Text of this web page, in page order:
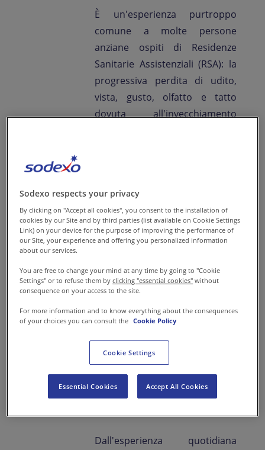
È un'esperienza purtroppo
comune a molte persone
anziane ospiti di Residenze
Sanitarie Assistenziali (RSA): la
progressiva perdita di udito,
vista, gusto, olfatto e tatto
dovuta all'invecchiamento
Uno studio condotto da
Sodexo in collaborazione con il
Life Research Institute
tuttavia dimostrato che
integrare stimolazioni
sensoriali durante la giornata
consente di migliorare
l’esperienza complessiva degli
ospiti, limitando notevolmente
il decadimento di aspetti come
l'assunzione di cibo, l'umore e
Dall'esperienza quotidiana
Sodexo respects your privacy
By clicking on "Accept all cookies", you consent to the installation of
cookies by our Site and by third parties (list available on Cookie Settings
Link) on your device for the purpose of improving the performance of
our Site, your experience and offering you personalized information
about our services.
You are free to change your mind at any time by going to "Cookie
Settings" or to refuse them byclicking "essential cookies" without
consequence on your access to the site.
For more information and to know everything about the consequences
of your choices you can consult the Cookie Policy
Cookie Settings
Essential Cookies Accept All Cookies